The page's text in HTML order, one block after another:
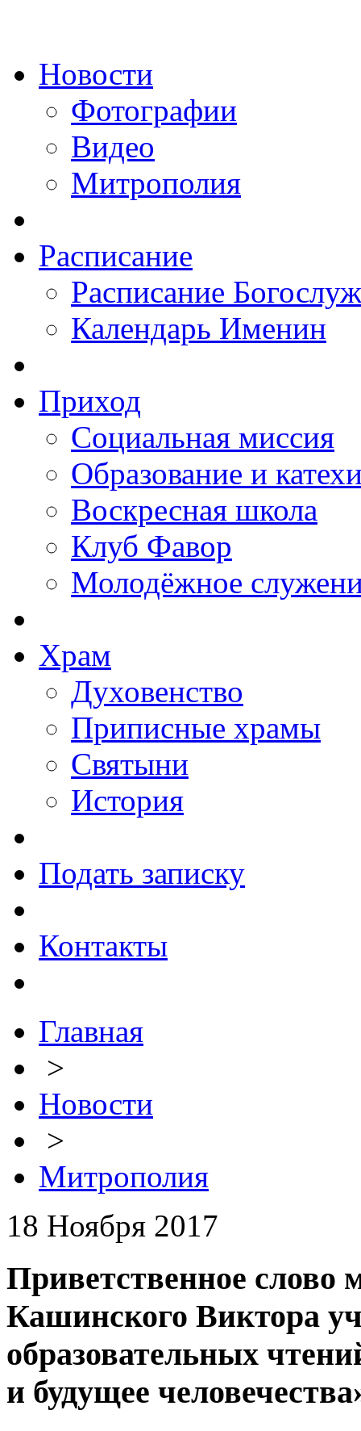
Новости
Фотографии
Видео
Митрополия
Расписание
Расписание
Календарь Именин
Приход
Социальная миссия
Образование и
Воскресная школа
Клуб Фавор
Молодёжное
Храм
Духовенство
Приписные храмы
Святыни
История
Подать записку
Контакты
Главная
>
Новости
>
Митрополия
18 Ноября 2017
Приветственное слово
Кашинского Виктора
образовательных
и будущее